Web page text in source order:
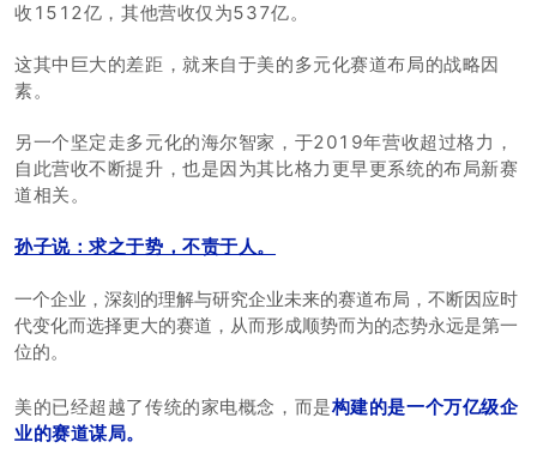
收1512亿，其他营收仅为537亿。
这其中巨大的差距，就来自于美的多元化赛道布局的战略因
素。
另一个坚定走多元化的海尔智家，于2019年营收超过格力，
自此营收不断提升，也是因为其比格力更早更系统的布局新赛
道相关。
孙子说：求之于势，不责于人。
一个企业，深刻的理解与研究企业未来的赛道布局，不断因应时
代变化而选择更大的赛道，从而形成顺势而为的态势永远是第一
位的。
美的已经超越了传统的家电概念，而是构建的是一个万亿级企
业的赛道谋局。